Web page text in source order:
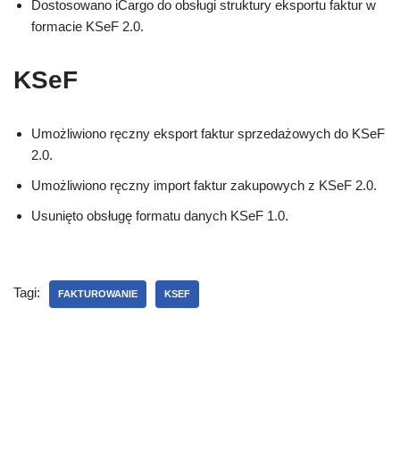
Dostosowano iCargo do obsługi struktury eksportu faktur w
formacie KSeF 2.0.
KSeF
Umożliwiono ręczny eksport faktur sprzedażowych do KSeF
2.0.
Umożliwiono ręczny import faktur zakupowych z KSeF 2.0.
Usunięto obsługę formatu danych KSeF 1.0.
Tagi: FAKTUROWANIE KSEF